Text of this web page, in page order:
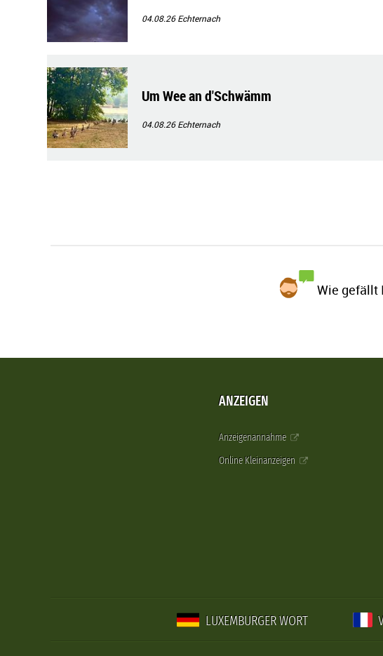
04.08.26Echternach
Um Wee an d'Schwämm
04.08.26Echternach
Wie gefällt
ANZEIGEN
Anzeigenannahme
Online Kleinanzeigen
LUXEMBURGER WORT